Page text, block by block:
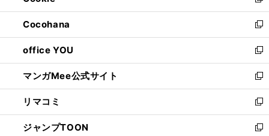
開
く
ウ
で
開
く
ン
ド
ウ
で
開
く
し
い
ウ
ィ
ン
ド
ウ
で
開
く
Cocohana
新
し
い
ウ
ィ
ン
ド
ウ
で
office YOU
新
し
い
ウ
ィ
ン
ド
マンガMee公式サイト
新
し
い
ウ
ィ
リマコミ
新
し
い
ジャンプTOON 新